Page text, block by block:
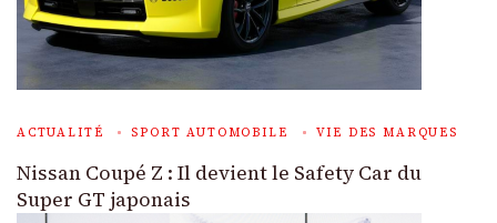
ACTUALITÉ SPORT AUTOMOBILE VIE DES MARQUES
Nissan Coupé Z : Il devient le Safety Car du
Super GT japonais